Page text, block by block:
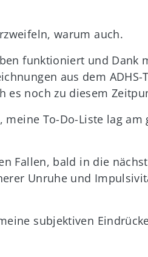
warum auch.
funktioniert und Dank
aus dem
es noch zu diesem
To-Do-Liste lag am
Fallen, bald in die
Unruhe und
subjektiven